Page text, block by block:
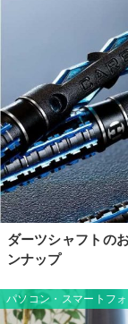
ダーツシャフトの
ンナップ
パソコン・スマートフ